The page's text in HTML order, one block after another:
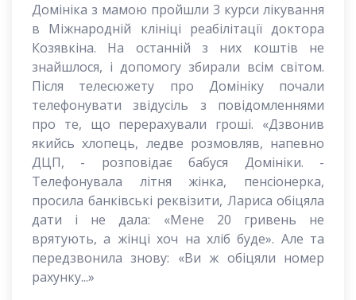
Домініка з мамою пройшли 3 курси лікування
в Міжнародній клініці реабілітації доктора
Козявкіна. На останній з них коштів не
знайшлося, і допомогу збирали всім світом.
Після телесюжету про Домініку почали
телефонувати звідусіль з повідомленнями
про те, що перерахували гроші. «Дзвонив
якийсь хлопець, ледве розмовляв, напевно
ДЦП, - розповідає бабуся Домініки. -
Телефонувала літня жінка, пенсіонерка,
просила банківські реквізити, Лариса обіцяла
дати і не дала: «Мене 20 гривень не
врятують, а жінці хоч на хліб буде». Але та
передзвонила знову: «Ви ж обіцяли номер
рахунку...»